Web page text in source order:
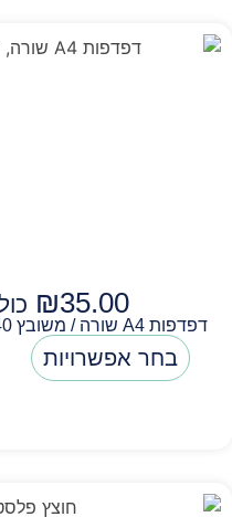
₪35.00
דפדפות A4 שורה / משובץ 40 דף (10יח' בחבילה)
בחר אפשרויות